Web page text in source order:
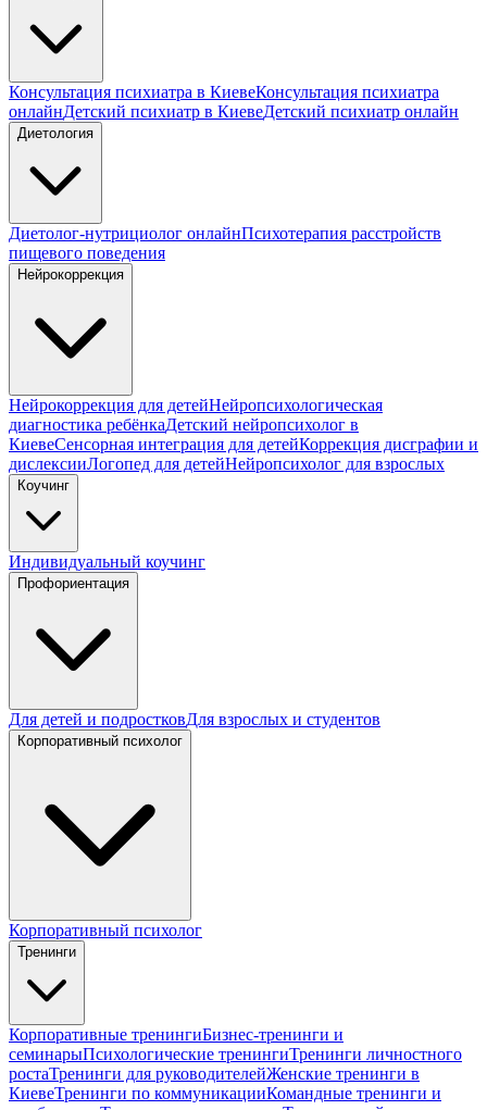
Консультация психиатра в КиевеКонсультация психиатра
онлайнДетский психиатр в КиевеДетский психиатр онлайн
Диетология
Диетолог-нутрициолог онлайнПсихотерапия расстройств
пищевого поведения
Нейрокоррекция
Нейрокоррекция для детейНейропсихологическая
диагностика ребёнкаДетский нейропсихолог в
КиевеСенсорная интеграция для детейКоррекция дисграфии и
дислексииЛогопед для детейНейропсихолог для взрослых
Коучинг
Индивидуальный коучинг
Профориентация
Для детей и подростковДля взрослых и студентов
Корпоративный психолог
Корпоративный психолог
Тренинги
Корпоративные тренингиБизнес-тренинги и
семинарыПсихологические тренингиТренинги личностного
ростаТренинги для руководителейЖенские тренинги в
КиевеТренинги по коммуникацииКомандные тренинги и